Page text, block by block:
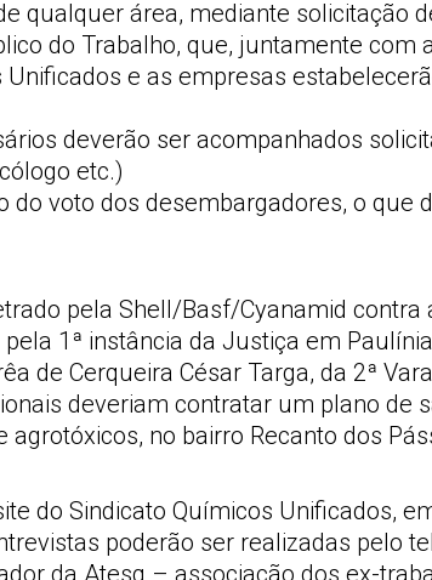
qualquer área, mediante solicitação
do Trabalho, que, juntamente com
e as empresas
deverão ser acompanhados
etc.)
voto dos desembargadores, o que
pela Shell/Basf/Cyanamid contra
1ª instância da Justiça em
de Cerqueira César Targa, da 2ª
deveriam contratar um plano de
no bairro Recanto dos
do Sindicato Químicos Unificados,
poderão ser realizadas pelo
da Atesq – associação dos ex-